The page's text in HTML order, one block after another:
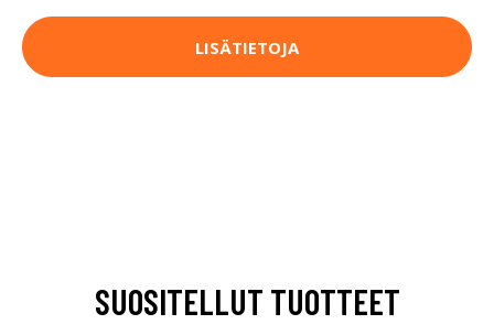
LISÄTIETOJA
SUOSITELLUT TUOTTEET